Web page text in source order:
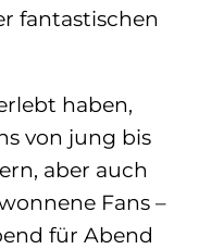
fantastischen
haben,
von jung bis
aber auch
Fans –
für Abend